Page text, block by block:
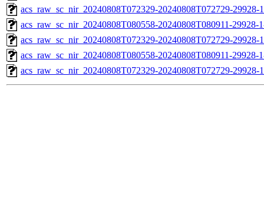
acs_raw_sc_nir_20240808T072329-20240808T072729-29928-
acs_raw_sc_nir_20240808T080558-20240808T080911-29928-
acs_raw_sc_nir_20240808T072329-20240808T072729-29928-
acs_raw_sc_nir_20240808T080558-20240808T080911-29928-
acs_raw_sc_nir_20240808T072329-20240808T072729-29928-